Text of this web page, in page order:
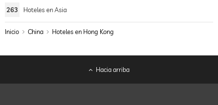
263 Hoteles en Asia
Inicio China Hoteles en Hong Kong
Hacia arriba